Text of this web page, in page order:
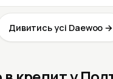
Дивитись усі Daewoo →